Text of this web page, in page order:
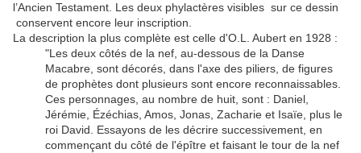
l’Ancien Testament. Les deux phylactères visibles sur ce dessin
conservent encore leur inscription.
La description la plus complète est celle d'O.L. Aubert en 1928 :
"Les deux côtés de la nef, au-dessous de la Danse
Macabre, sont décorés, dans l'axe des piliers, de figures
de prophètes dont plusieurs sont encore reconnaissables.
Ces personnages, au nombre de huit, sont : Daniel,
Jérémie, Ézéchias, Amos, Jonas, Zacharie et Isaïe, plus le
roi David. Essayons de les décrire successivement, en
commençant du côté de l'épître et faisant le tour de la nef